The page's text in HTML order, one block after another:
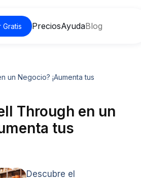
Gratis PreciosAyudaBlog
un Negocio? ¡Aumenta tus
Through en un
tus
Descubre el